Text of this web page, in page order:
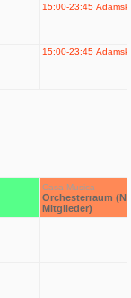
15:00-23:45
15:00-23:45
Casa Musica
Orchesterraum
Mitglieder)